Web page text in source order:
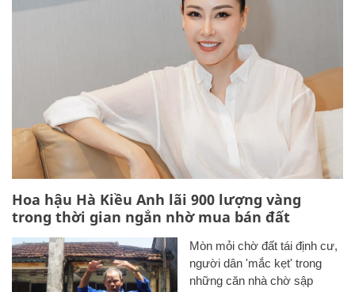
Hoa hậu Hà Kiều Anh lãi 900 lượng vàng
trong thời gian ngắn nhờ mua bán đất
Mòn mỏi chờ đất tái định cư,
người dân 'mắc kẹt' trong
những căn nhà chờ sập